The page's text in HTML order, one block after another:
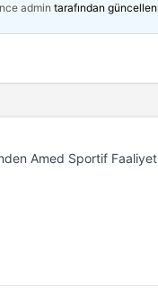
admin tarafından
Amed Sportif